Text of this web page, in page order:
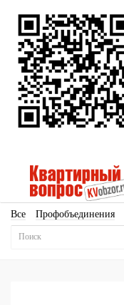
Все Профобъединения
Новостройки